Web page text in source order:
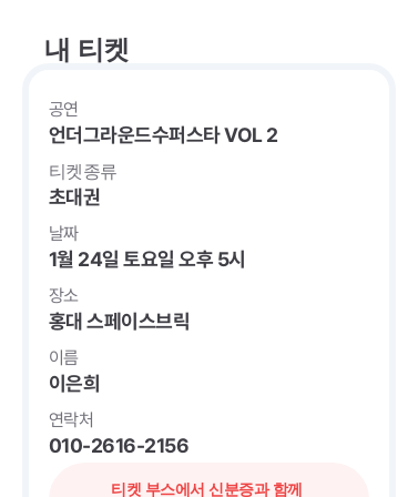
내 티켓
공연
언더그라운드수퍼스타 VOL 2
티켓종류
초대권
날짜
1월 24일 토요일 오후 5시
장소
홍대 스페이스브릭
이름
이은희
연락처
010-2616-2156
티켓 부스에서 신분증과 함께